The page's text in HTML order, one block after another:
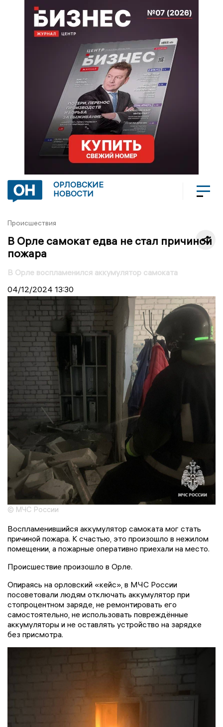
ОРЛОВСКИЕ
НОВОСТИ
Происшествия
В Орле самокат едва не стал причиной
пожара
В Орле воспламенился аккумулятор самоката
04/12/2024 13:30
© МЧС России
Воспламенившийся аккумулятор самоката мог стать
причиной пожара. К счастью, это произошло в нежилом
помещении, а пожарные оперативно приехали на место.
Происшествие произошло в Орле.
Опираясь на орловский «кейс», в МЧС России
посоветовали людям отключать аккумулятор при
стопроцентном заряде, не ремонтировать его
самостоятельно, не использовать повреждённые
аккумуляторы и не оставлять устройство на зарядке
без присмотра.